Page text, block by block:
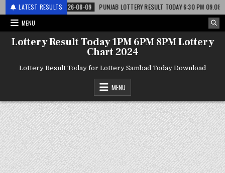
LATEST RESULTS
2026-08-09
PUNJAB LOTTERY RESULT TODAY 6:30 PM 09.08.26 –
MENU
Lottery Result Today 1PM 6PM 8PM Lottery
Chart 2024
Lottery Result Today for Lottery Sambad Today Download
MENU